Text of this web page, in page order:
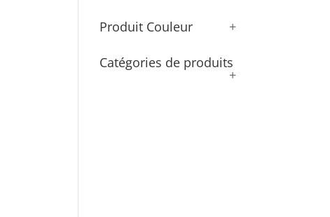
Produit Couleur +
Catégories de produits
+